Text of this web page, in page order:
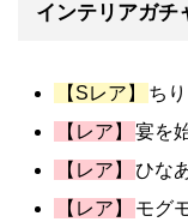
インテリアガチ
【Sレア】
ち
【レア】
宴を
【レア】
ひな
【レア】
モグ